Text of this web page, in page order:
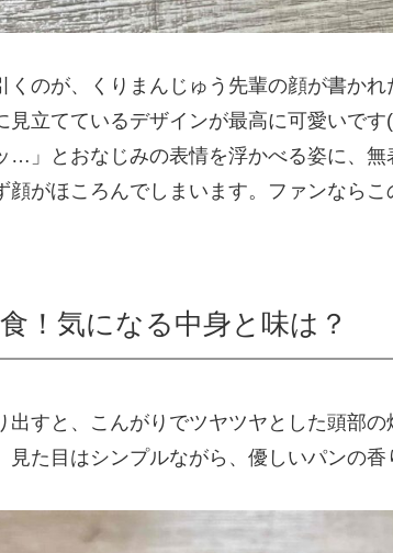
くのが、くりまんじゅう先輩の顔が書か
見立てているデザインが最高に可愛いです
…」とおなじみの表情を浮かべる姿に、
顔がほころんでしまいます。ファンなら
！気になる中身と味は？
出すと、こんがりでツヤツヤとした頭部
見た目はシンプルながら、優しいパンの香